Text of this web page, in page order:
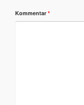
Kommentar *